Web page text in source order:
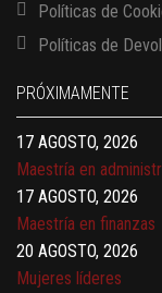
Políticas de
Políticas de
PRÓXIMAMENTE
13 AGOSTO, 2026
17 AGOSTO, 2026
Gerencia de
17 AGOSTO, 2026
Maestría en
17 AGOSTO, 2026
Maestría en finanzas
20 AGOSTO, 2026
Mujeres líderes